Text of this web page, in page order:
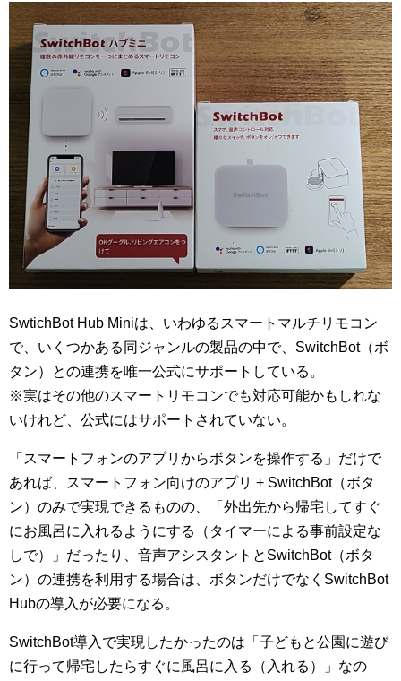
SwtichBot Hub Miniは、いわゆるスマートマルチリモコン
で、いくつかある同ジャンルの製品の中で、SwitchBot（ボ
タン）との連携を唯一公式にサポートしている。
※実はその他のスマートリモコンでも対応可能かもしれな
いけれど、公式にはサポートされていない。
「スマートフォンのアプリからボタンを操作する」だけで
あれば、スマートフォン向けのアプリ + SwitchBot（ボタ
ン）のみで実現できるものの、「外出先から帰宅してすぐ
にお風呂に入れるようにする（タイマーによる事前設定な
しで）」だったり、音声アシスタントとSwitchBot（ボタ
ン）の連携を利用する場合は、ボタンだけでなくSwitchBot
Hubの導入が必要になる。
SwitchBot導入で実現したかったのは「子どもと公園に遊び
に行って帰宅したらすぐに風呂に入る（入れる）」なの